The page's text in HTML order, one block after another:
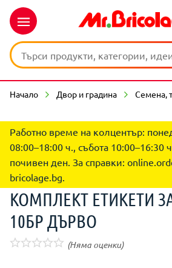
Начало Двор и градина Семена,
Работно време на колцентър:
08:00–18:00 ч., събота 10:00–16:30
почивен ден. За справки:
bricolage.bg.
КОМПЛЕКТ ЕТИКЕТИ
10БР ДЪРВО
(Няма оценки)